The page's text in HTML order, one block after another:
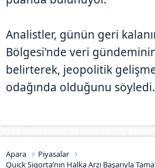
Analistler, günün geri
Bölgesi'nde veri
belirterek, jeopolitik
odağında olduğunu söyledi.
Apara
Piyasalar
Quick Sigorta’nın Halka Arzı Başarıyla